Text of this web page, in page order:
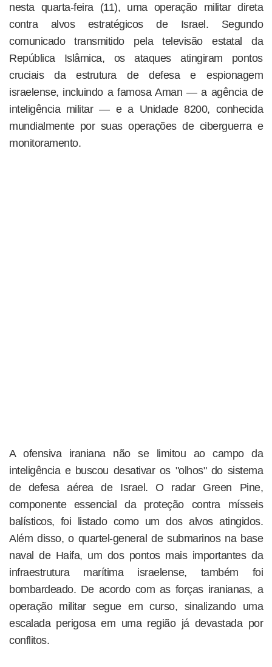
nesta quarta-feira (11), uma operação militar direta
contra alvos estratégicos de Israel. Segundo
comunicado transmitido pela televisão estatal da
República Islâmica, os ataques atingiram pontos
cruciais da estrutura de defesa e espionagem
israelense, incluindo a famosa Aman — a agência de
inteligência militar — e a Unidade 8200, conhecida
mundialmente por suas operações de ciberguerra e
monitoramento.
A ofensiva iraniana não se limitou ao campo da
inteligência e buscou desativar os "olhos" do sistema
de defesa aérea de Israel. O radar Green Pine,
componente essencial da proteção contra mísseis
balísticos, foi listado como um dos alvos atingidos.
Além disso, o quartel-general de submarinos na base
naval de Haifa, um dos pontos mais importantes da
infraestrutura marítima israelense, também foi
bombardeado. De acordo com as forças iranianas, a
operação militar segue em curso, sinalizando uma
escalada perigosa em uma região já devastada por
conflitos.